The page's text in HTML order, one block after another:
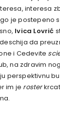
interesa
je postepeno
Ivica Lovrić
da
i Cedevite
na zdravim
perspektivnu
im je roster